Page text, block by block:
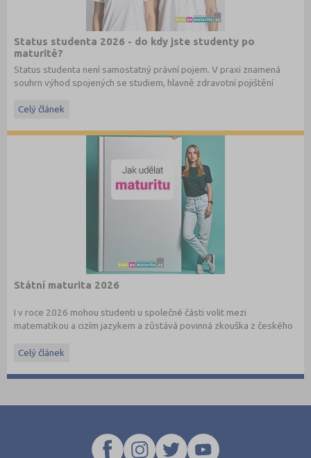
Status studenta 2026 - do kdy jste studenty po
maturitě?
Status studenta není samostatný právní pojem. V praxi znamená
souhrn výhod spojených se studiem, hlavně zdravotní pojištění
Celý článek
Státní maturita 2026
I v roce 2026 mohou studenti u společné části volit mezi
matematikou a cizím jazykem a zůstává povinná zkouška z českého
informacemi.
Celý článek